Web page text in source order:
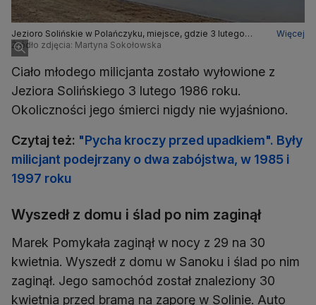
Jezioro Solińskie w Polańczyku, miejsce, gdzie 3 lutego
1986 roku wyłowiono zwłoki milicjanta Krzysztofa Pyki
Więcej
Źródło zdjęcia: Martyna Sokołowska
Ciało młodego milicjanta zostało wyłowione z
Jeziora Solińskiego 3 lutego 1986 roku.
Okoliczności jego śmierci nigdy nie wyjaśniono.
Czytaj też: "Pycha kroczy przed upadkiem". Były
milicjant podejrzany o dwa zabójstwa, w 1985 i
1997 roku
Wyszedł z domu i ślad po nim zaginął
Marek Pomykała zaginął w nocy z 29 na 30
kwietnia. Wyszedł z domu w Sanoku i ślad po nim
zaginął. Jego samochód został znaleziony 30
kwietnia przed bramą na zaporę w Solinie. Auto